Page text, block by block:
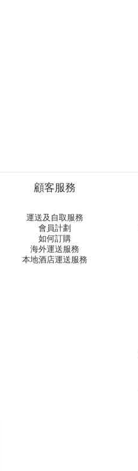
顧客服務
運送及自取服務
會員計劃
如何訂購
海外運送服務
本地酒店運送服務